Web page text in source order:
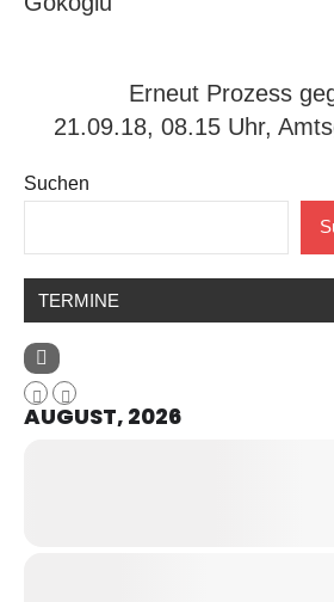
Erneut Prozess
21.09.18, 08.15 Uhr,
Suchen
TERMINE
AUGUST, 2026